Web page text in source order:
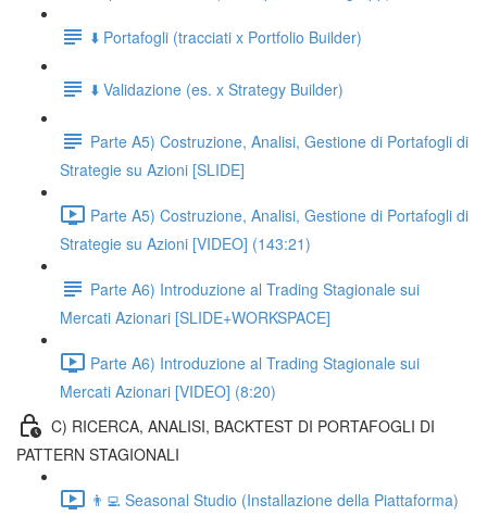
⬇️ Portafogli (tracciati x Portfolio Builder)
⬇️ Validazione (es. x Strategy Builder)
Parte A5) Costruzione, Analisi, Gestione di Portafogli di
Strategie su Azioni [SLIDE]
Parte A5) Costruzione, Analisi, Gestione di Portafogli di
Strategie su Azioni [VIDEO] (143:21)
Parte A6) Introduzione al Trading Stagionale sui
Mercati Azionari [SLIDE+WORKSPACE]
Parte A6) Introduzione al Trading Stagionale sui
Mercati Azionari [VIDEO] (8:20)
C) RICERCA, ANALISI, BACKTEST DI PORTAFOGLI DI
PATTERN STAGIONALI
👨‍💻 Seasonal Studio (Installazione della Piattaforma)